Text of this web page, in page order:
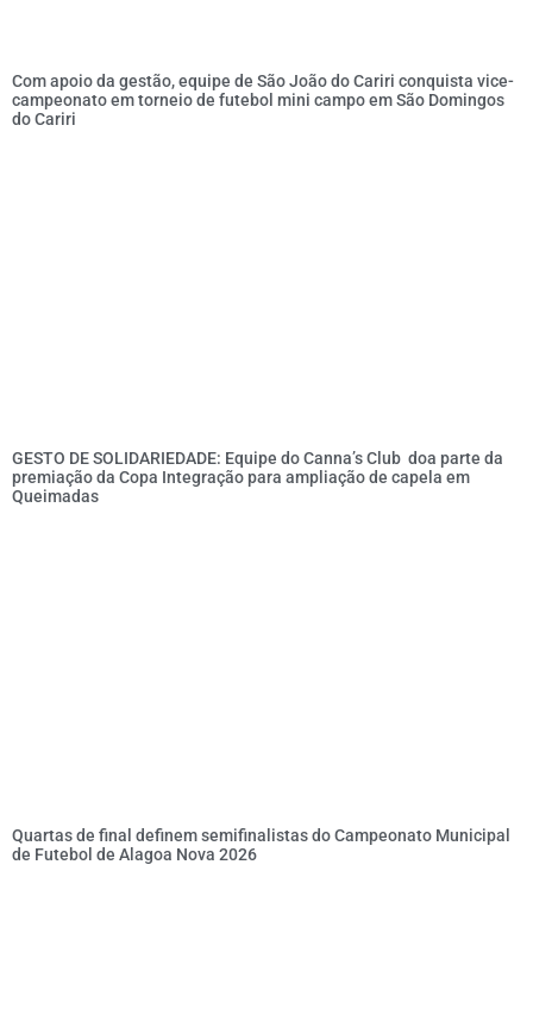
Com apoio da gestão, equipe de São João do Cariri conquista vice-
campeonato em torneio de futebol mini campo em São Domingos
do Cariri
GESTO DE SOLIDARIEDADE: Equipe do Canna’s Club doa parte da
premiação da Copa Integração para ampliação de capela em
Queimadas
Quartas de final definem semifinalistas do Campeonato Municipal
de Futebol de Alagoa Nova 2026